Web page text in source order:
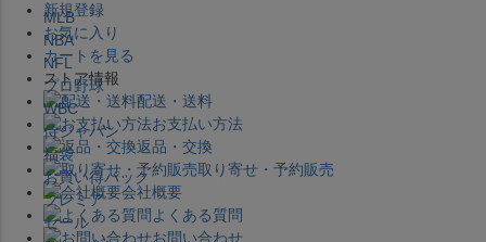
新規登録
お気に入り
カートを見る
ストア情報
配送・送料
お支払い方法
返品・交換
取り寄せ・予約販売
会社概要
よくある質問
お問い合わせ
MLB
NBA
NFL
プロ野球
WBC
侍ジャパン
福袋
お買い得パック
プレミア
セール